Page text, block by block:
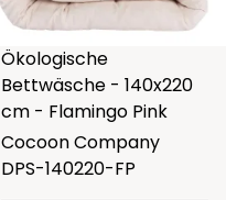
Ökologische
Bettwäsche - 140x220
cm - Flamingo Pink
Cocoon Company
DPS-140220-FP